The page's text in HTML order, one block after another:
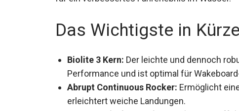
Das Wichtigste in Kürze
Biolite 3 Kern:
Der leichte und dennoch
Performance und ist optimal für
Abrupt Continuous Rocker:
Ermöglicht
erleichtert weiche Landungen.